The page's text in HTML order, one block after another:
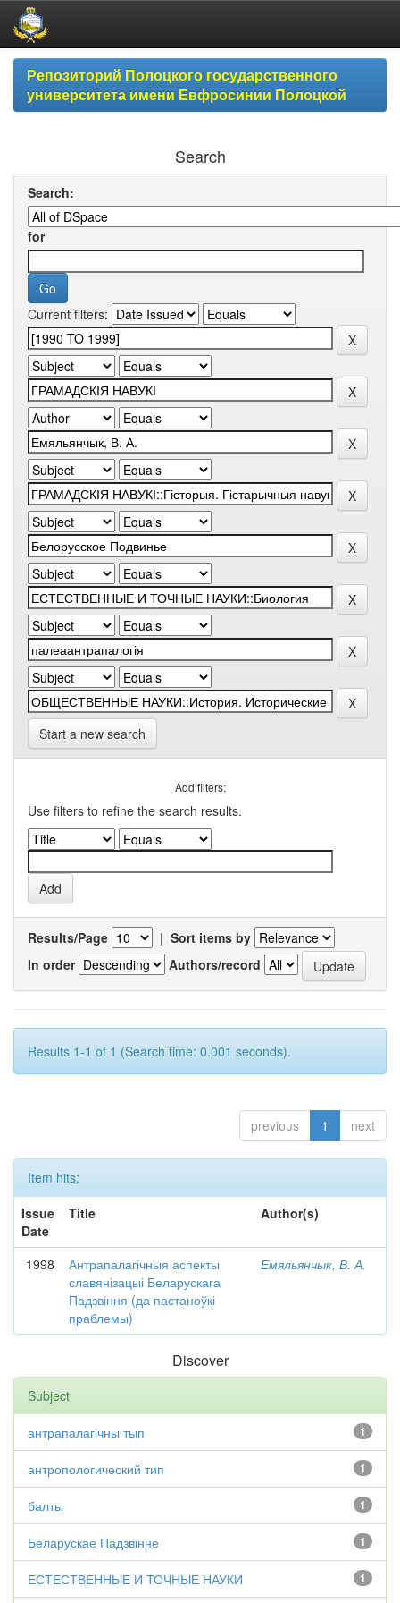
Skip
navigationРепозиторий Полоцкого государственного
университета имени Евфросинии Полоцкой
Search
Search:
for
Current filters:
Start a new search
Add filters:
Use filters to refine the search results.
Results/Page | Sort items by
In order
Authors/record
Results 1-1 of 1 (Search time: 0.001 seconds).
previous 1 next
Item hits:
Issue
Date
Title Author(s)
1998
Антрапалагічныя аспекты
славянізацыі Беларускага
Падзвіння (да пастаноўкі
праблемы)
Емяльянчык, В. А.
Discover
Subject
1
антрапалагічны тып
1
антропологический тип
1
балты
1
Беларускае Падзвінне
1
ЕСТЕСТВЕННЫЕ И ТОЧНЫЕ НАУКИ